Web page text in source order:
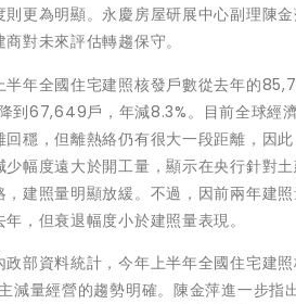
更為明顯。永慶房屋研展中心副理陳
對未來評估轉趨保守。
半年全國住宅建照核發戶數從去年的
到67,649戶，年減8.3%。目前全球經
穩，但離熱絡仍有很大一段距離，因
幅度遠大於開工量，顯示在央行針對
建照量明顯放緩。不過，因前兩年建
，但衰退幅度小於建照量表現。
部資料統計，今年上半年全國住宅建
減量經營的趨勢明確。陳金萍進一步指